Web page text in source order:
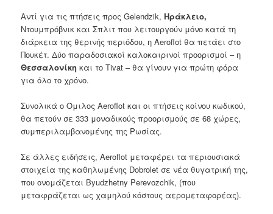
Αντί για τις πτήσεις προς Gelendzik,Ηράκλειο,
Ντουμπρόβνικ και Σπλιτ που λειτουργούν μόνο κατά τη
διάρκεια της θερινής περιόδου, ​​η Aeroflot θα πετάει στο
Πουκέτ.Δύο παραδοσιακοί καλοκαιρινοί προορισμοί –η
Θεσσαλονίκη και τοTivat – θα γίνουν για πρώτη φόρα
γιαόλο το χρόνο.
Συνολικά ο ΌμιλοςAeroflot και οι πτήσεις κοίνου κωδικού,
θα πετούν σε 333 μοναδικούς προορισμούς σε 68 χώρες,
συμπεριλαμβανομένης της Ρωσίας.
Σε άλλες ειδήσεις,Aeroflot μεταφέρει τα περιουσιακά
στοιχεία της καθηλωμένης Dobrolet σε νέα θυγατρική της,
που ονομάζεται Byudzhetny Perevozchik, (που
μεταφράζεται ως χαμηλού κόστους αερομεταφορέας).